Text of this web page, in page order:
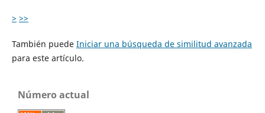
> >>
También puede Iniciar una búsqueda de similitud avanzada
para este artículo.
Número actual